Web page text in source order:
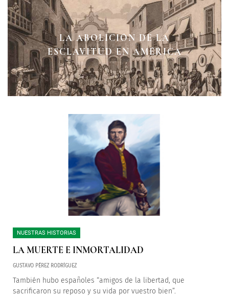
LA ABOLICIÓN DE LA
ESCLAVITUD EN AMÉRICA
EMBOSCADA EN EL DESIERTO
EL SITIO DE HUAJUAPAN
NUESTRAS HISTORIAS
LA MUERTE E INMORTALIDAD
GUSTAVO PÉREZ RODRÍGUEZ
También hubo españoles “amigos de la libertad, que
sacrificaron su reposo y su vida por vuestro bien”.